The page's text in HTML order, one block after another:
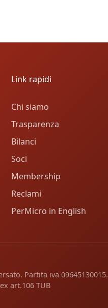
Link rapidi
Chi siamo
Trasparenza
Bilanci
Soci
Membership
Reclami
PerMicro in English
Partita iva 09645130015.
art.106 TUB